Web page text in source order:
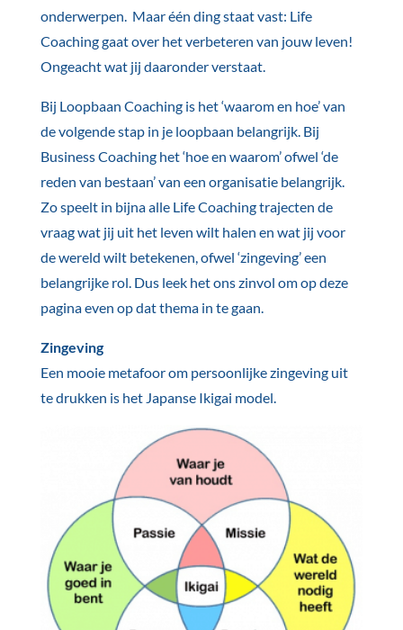
onderwerpen. Maar één ding staat vast: Life
Coaching gaat over het verbeteren van jouw leven!
Ongeacht wat jij daaronder verstaat.
Bij Loopbaan Coaching is het ‘waarom en hoe’ van
de volgende stap in je loopbaan belangrijk. Bij
Business Coaching het ‘hoe en waarom’ ofwel ‘de
reden van bestaan’ van een organisatie belangrijk.
Zo speelt in bijna alle Life Coaching trajecten de
vraag wat jij uit het leven wilt halen en wat jij voor
de wereld wilt betekenen, ofwel ‘zingeving’ een
belangrijke rol. Dus leek het ons zinvol om op deze
pagina even op dat thema in te gaan.
Zingeving
Een mooie metafoor om persoonlijke zingeving uit
te drukken is het Japanse Ikigai model.